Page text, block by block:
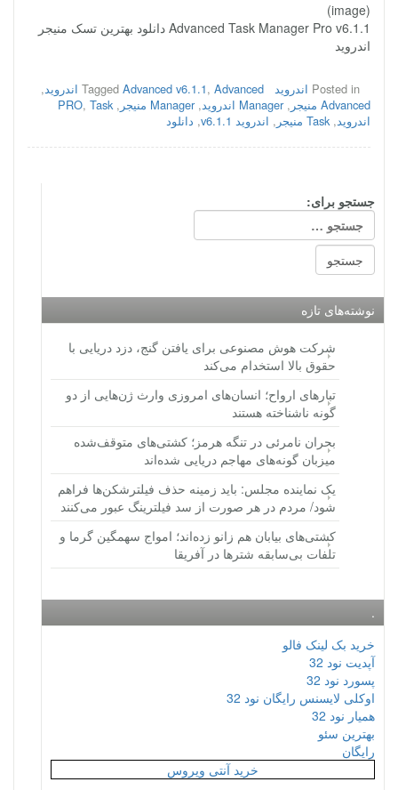
(image)
Advanced Task Manager Pro v6.1.1 دانلود بهترین تسک منیجر
اندروید
Posted in اندروید Tagged Advanced v6.1.1, Advanced اندروید
,
Advanced منیجر
,Manager اندروید ,Manager منیجر ,
PRO, Task
اندروید,Task منیجر , اندروید v6.1.1 , دانلود
جستجو برای:
نوشته‌های تازه
شرکت هوش مصنوعی برای یافتن گنج، دزد دریایی با
حقوق بالا استخدام می‌کند
تبارهای ارواح؛ انسان‌های امروزی وارث ژن‌هایی از دو
گونه ناشناخته هستند
بحران نامرئی در تنگه هرمز؛ کشتی‌های متوقف‌شده
میزبان گونه‌های مهاجم دریایی شده‌اند
یک نماینده مجلس: باید زمینه حذف فیلترشکن‌ها فراهم
شود/ مردم در هر صورت از سد فیلترینگ عبور می‌کنند
کشتی‌های بیابان هم زانو زده‌اند؛ امواج سهمگین گرما و
تلفات بی‌سابقه شترها در آفریقا
.
خرید بک لینک فالو
آپدیت نود 32
پسورد نود 32
اوکلی لایسنس رایگان نود 32
همیار نود 32
بهترین سئو
رایگان
خرید آنتی ویروس